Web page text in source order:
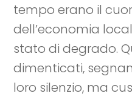
tempo erano il
dell’economia
stato di degrado.
dimenticati,
loro silenzio, ma